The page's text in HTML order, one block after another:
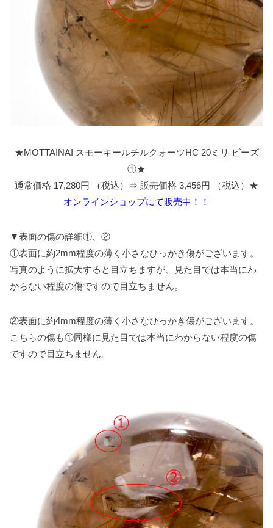
★MOTTAINAI スモーキールチルクォーツHC 20ミリ ビーズ
①★
通常価格 17,280円 （税込）⇒ 販売価格 3,456円 （税込）★
オンラインショップにて販売中！！
▼表面の傷の詳細①、②
①表面に約2mm程度の薄く小さなひっかき傷がございます。
写真のように拡大すると目立ちますが、見た目では本当にわ
からない程度の傷ですので目立ちません。
②表面に約4mm程度の薄く小さなひっかき傷がございます。
こちらの傷も①同様に見た目では本当にわからない程度の傷
ですので目立ちません。